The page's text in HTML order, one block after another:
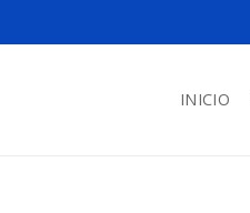
INICIO